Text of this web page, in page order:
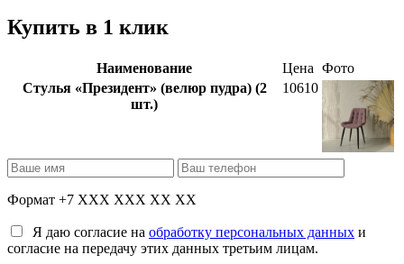
Купить в 1 клик
Наименование Цена Фото
Стулья «Президент» (велюр пудра) (2
шт.)
10610
Формат +7 XXX XXX XX XX
Я даю согласие на обработку персональных данных и
согласие на передачу этих данных третьим лицам.